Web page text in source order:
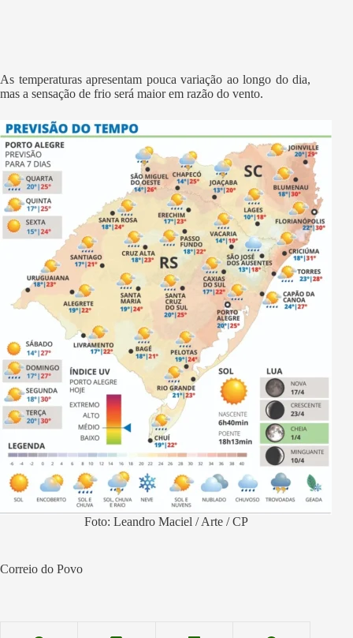
As temperaturas apresentam pouca variação ao longo do dia,
mas a sensação de frio será maior em razão do vento.
Foto: Leandro Maciel / Arte / CP
Correio do Povo